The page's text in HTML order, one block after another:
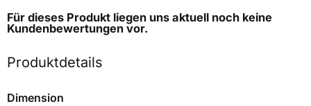
Für dieses Produkt liegen uns aktuell noch keine
Kundenbewertungen vor.
Produktdetails
Dimension